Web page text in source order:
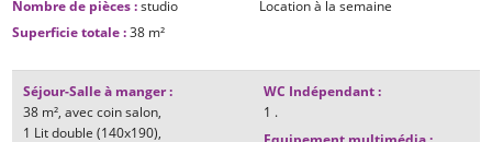
Nombre de pièces:studio
Superficie totale:38 m²
Location à la semaine
Séjour-Salle à manger:
38 m² avec coin salon
1 Lit double (140x190)
WC Indépendant:
1 .